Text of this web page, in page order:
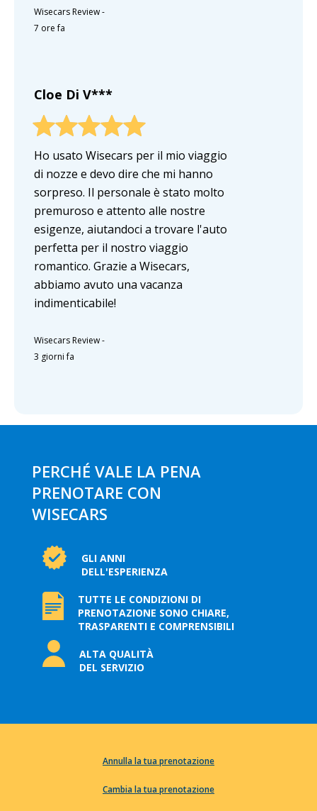
Wisecars Review-
7 ore fa
Cloe Di V***
Ho usato Wisecars per il mio viaggio
di nozze e devo dire che mi hanno
sorpreso. Il personale è stato molto
premuroso e attento alle nostre
esigenze, aiutandoci a trovare l'auto
perfetta per il nostro viaggio
romantico. Grazie a Wisecars,
abbiamo avuto una vacanza
indimenticabile!
Wisecars Review-
3 giorni fa
PERCHÉ VALE LA PENA
PRENOTARE CON
WISECARS
GLI ANNI
DELL'ESPERIENZA
TUTTE LE CONDIZIONI DI
PRENOTAZIONE SONO CHIARE,
TRASPARENTI E COMPRENSIBILI
ALTA QUALITÀ
DEL SERVIZIO
Annulla la tua prenotazione
Cambia la tua prenotazione